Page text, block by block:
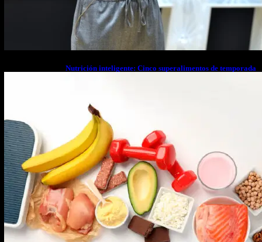
Nutrición inteligente: Cinco superalimentos de temporada